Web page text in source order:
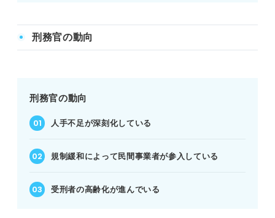
刑務官の動向
刑務官の動向
人手不足が深刻化している
規制緩和によって民間事業者が参入している
受刑者の高齢化が進んでいる